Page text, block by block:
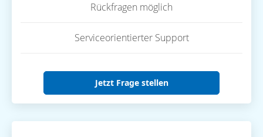
Rückfragen möglich
Serviceorientierter Support
Jetzt Frage stellen